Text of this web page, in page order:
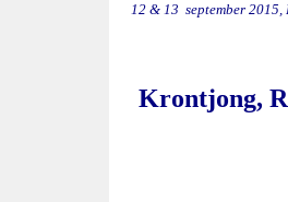
12 & 13 september
Krontjong,